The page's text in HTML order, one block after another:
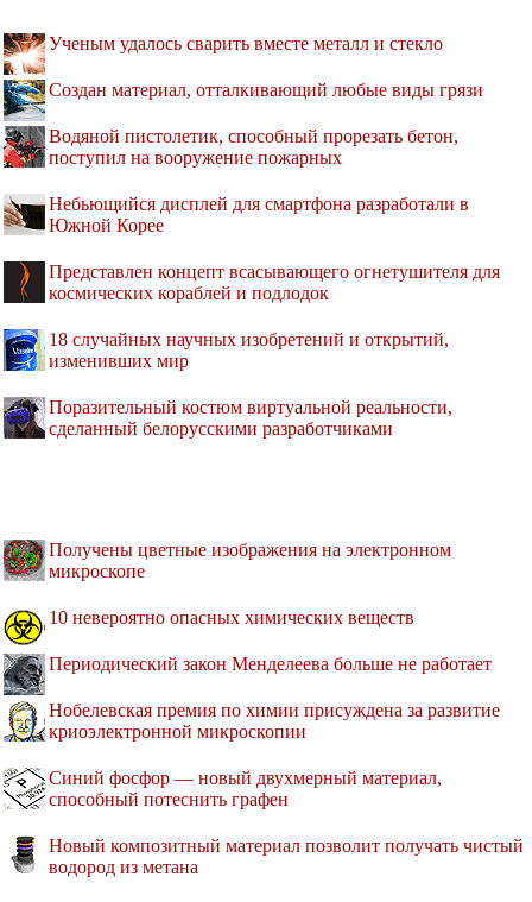
Ученым удалось сварить вместе металл и стекло
Создан материал, отталкивающий любые виды грязи
Водяной пистолетик, способный прорезать бетон,
поступил на вооружение пожарных
Небьющийся дисплей для смартфона разработали в
Южной Корее
Представлен концепт всасывающего огнетушителя для
космических кораблей и подлодок
18 случайных научных изобретений и открытий,
изменивших мир
Поразительный костюм виртуальной реальности,
сделанный белорусскими разработчиками
Получены цветные изображения на электронном
микроскопе
10 невероятно опасных химических веществ
Периодический закон Менделеева больше не работает
Нобелевская премия по химии присуждена за развитие
криоэлектронной микроскопии
Синий фосфор — новый двухмерный материал,
способный потеснить графен
Новый композитный материал позволит получать чистый
водород из метана